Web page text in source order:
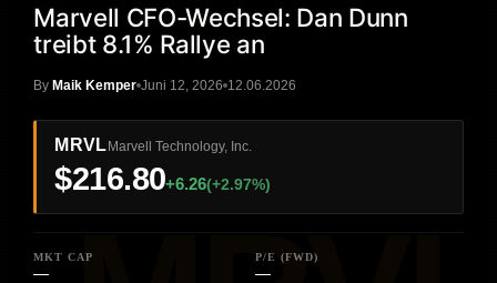
Marvell CFO-Wechsel: Dan Dunn
treibt 8.1% Rallye an
ByMaik Kemper Juni 12, 2026 12.06.2026
MRVL Marvell Technology, Inc.
$216.80+6.26(+2.97%)
MKT CAP
—
P/E (FWD)
—